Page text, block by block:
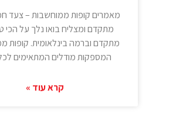
מאמרים קופות ממוחשבות – צעד
מתקדם ומצליח בואו נלך על הכי
מתקדם וברמה בינלאומית. קופות
המספקות מודלים המתאימים
קרא עוד »